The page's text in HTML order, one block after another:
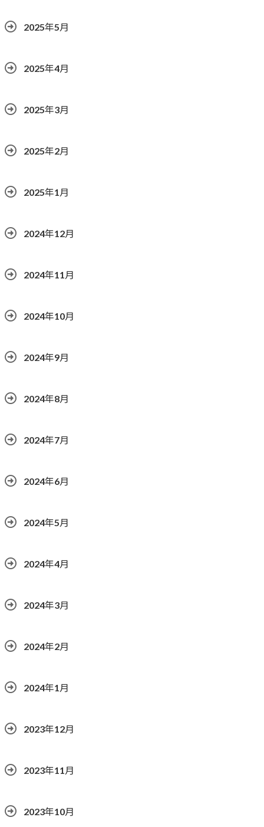
2025年5月
2025年4月
2025年3月
2025年2月
2025年1月
2024年12月
2024年11月
2024年10月
2024年9月
2024年8月
2024年7月
2024年6月
2024年5月
2024年4月
2024年3月
2024年2月
2024年1月
2023年12月
2023年11月
2023年10月